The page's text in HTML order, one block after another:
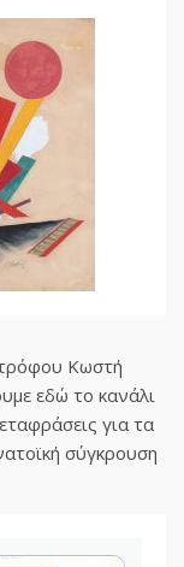
Κωστή
εδώ το κανάλι
για τα
σύγκρουση